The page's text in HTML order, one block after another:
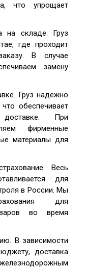
что упрощает
на складе. Груз
где проходит
В случае
замену
Груз надежно
обеспечивает
При
фирменные
материалы для
Весь
для
в России. Мы
для
во время
В зависимости
доставка